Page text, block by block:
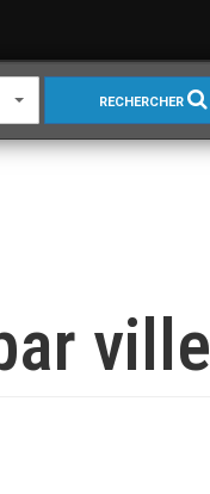
RECHERCHER
ville